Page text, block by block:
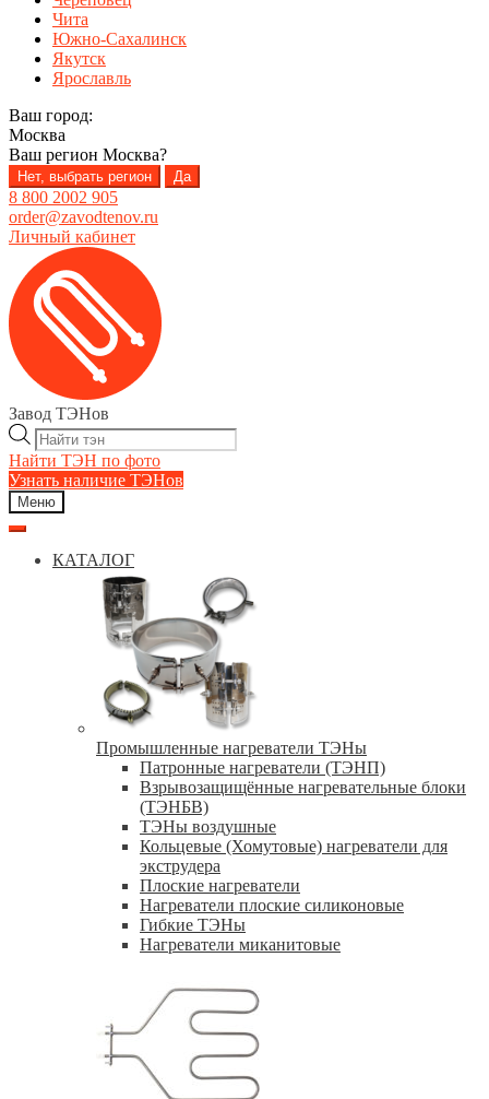
Чита
Южно-Сахалинск
Якутск
Ярославль
Ваш город:
Москва
Ваш регион Москва?
Нет, выбрать регион Да
8 800 2002 905
order@zavodtenov.ru
Личный кабинет
Перейти
навигации
Перейти
содержимому
Завод ТЭНов
Поиск
товаров
Найти ТЭН по фото
Узнать наличие ТЭНов
Меню
КАТАЛОГ
Промышленные нагреватели ТЭНы
Патронные нагреватели (ТЭНП)
Взрывозащищённые нагревательные блоки
(ТЭНБВ)
ТЭНы воздушные
Кольцевые (Хомутовые) нагреватели для
экструдера
Плоские нагреватели
Нагреватели плоские силиконовые
Гибкие ТЭНы
Нагреватели миканитовые